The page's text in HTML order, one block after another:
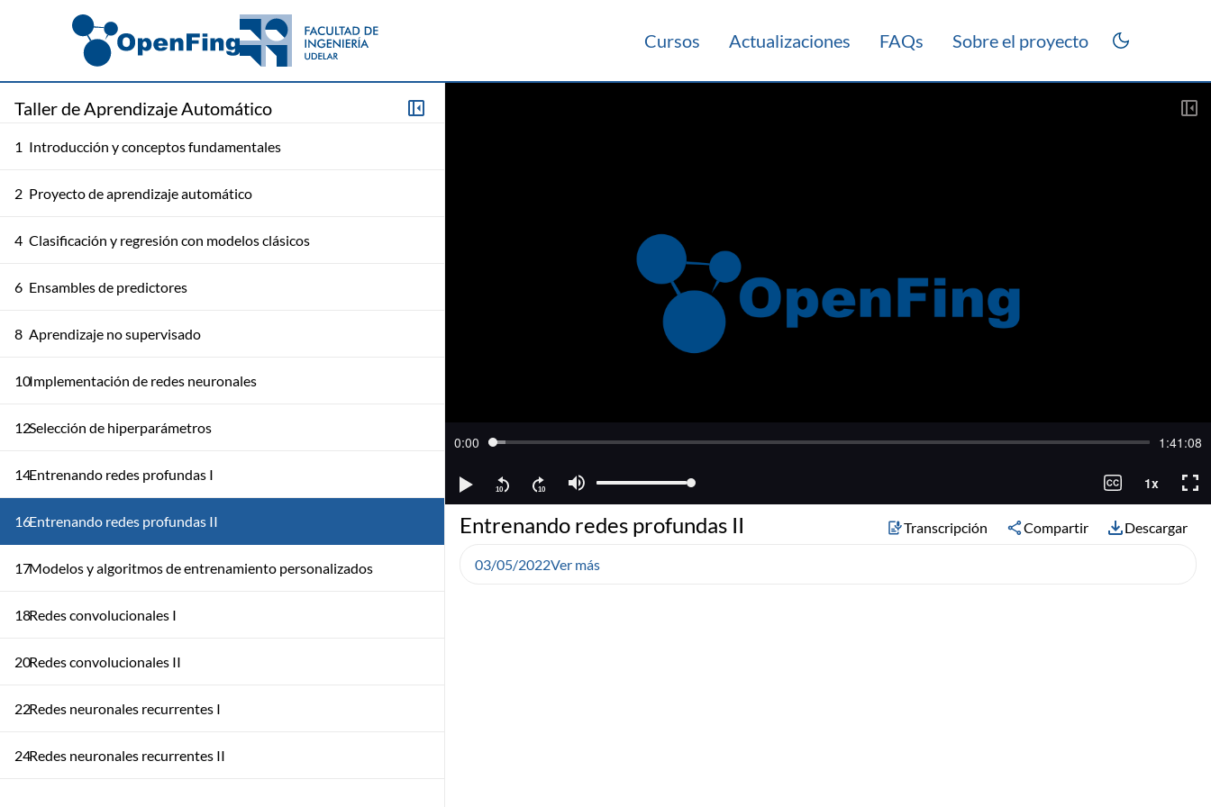
Cursos Actualizaciones FAQs Sobre el proyecto
Taller de Aprendizaje Automático
1 Introducción y conceptos fundamentales
2 Proyecto de aprendizaje automático
4 Clasificación y regresión con modelos clásicos
6 Ensambles de predictores
8 Aprendizaje no supervisado
10Implementación de redes neuronales
12Selección de hiperparámetros
14Entrenando redes profundas I
16Entrenando redes profundas II
17Modelos y algoritmos de entrenamiento personalizados
18Redes convolucionales I
20Redes convolucionales II
22Redes neuronales recurrentes I
24Redes neuronales recurrentes II
Entrenando redes profundas II Transcripción Compartir Descargar
03/05/2022Ver más